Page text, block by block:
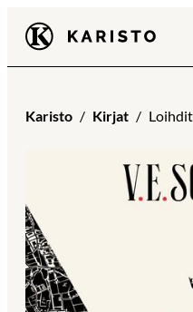
Siirry
suoraan
sisältöön
Karisto
Karisto Kirjat